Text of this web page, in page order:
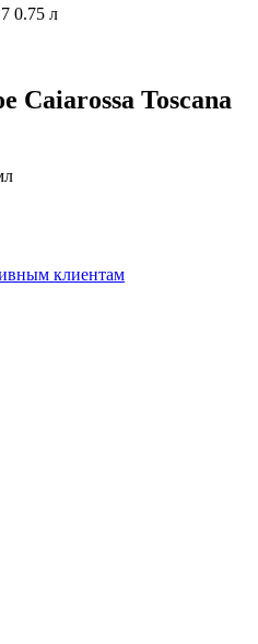
0.75 л
Caiarossa Toscana
клиентам